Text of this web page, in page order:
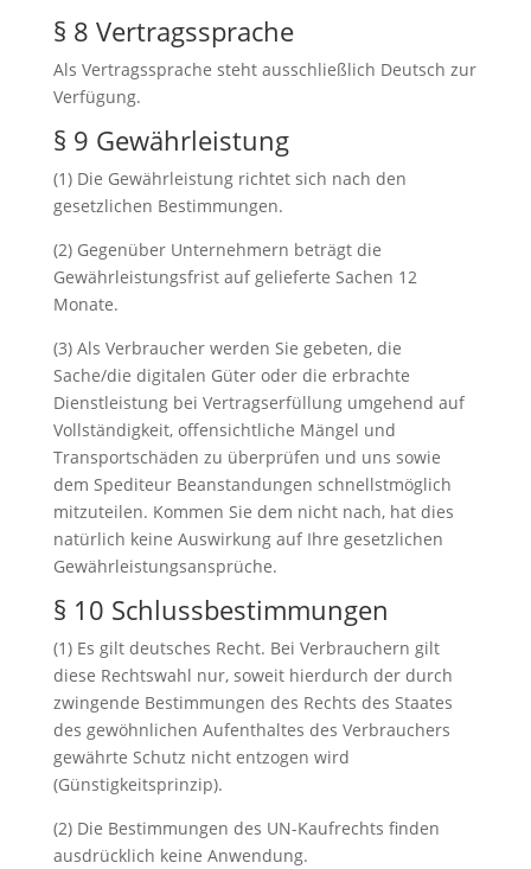
§ 8 Vertragssprache
Als Vertragssprache steht ausschließlich Deutsch zur
Verfügung.
§ 9 Gewährleistung
(1) Die Gewährleistung richtet sich nach den
gesetzlichen Bestimmungen.
(2) Gegenüber Unternehmern beträgt die
Gewährleistungsfrist auf gelieferte Sachen 12
Monate.
(3) Als Verbraucher werden Sie gebeten, die
Sache/die digitalen Güter oder die erbrachte
Dienstleistung bei Vertragserfüllung umgehend auf
Vollständigkeit, offensichtliche Mängel und
Transportschäden zu überprüfen und uns sowie
dem Spediteur Beanstandungen schnellstmöglich
mitzuteilen. Kommen Sie dem nicht nach, hat dies
natürlich keine Auswirkung auf Ihre gesetzlichen
Gewährleistungsansprüche.
§ 10 Schlussbestimmungen
(1) Es gilt deutsches Recht. Bei Verbrauchern gilt
diese Rechtswahl nur, soweit hierdurch der durch
zwingende Bestimmungen des Rechts des Staates
des gewöhnlichen Aufenthaltes des Verbrauchers
gewährte Schutz nicht entzogen wird
(Günstigkeitsprinzip).
(2) Die Bestimmungen des UN-Kaufrechts finden
ausdrücklich keine Anwendung.